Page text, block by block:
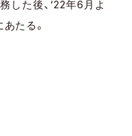
した後、‘22年6月よ
たる。